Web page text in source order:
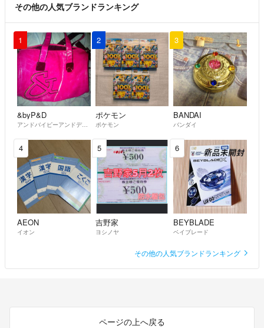
その他の人気ブランドランキング
1
&byP&D
アンドバイピーアンドディー
2
ポケモン
ポケモン
3
BANDAI
バンダイ
4
AEON
イオン
5
吉野家
ヨシノヤ
6
BEYBLADE
ベイブレード
その他の人気ブランドランキング
ページの上へ戻る